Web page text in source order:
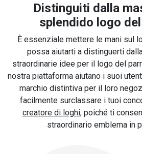
Distinguiti dalla
splendido logo
È essenziale mettere le mani sul
possa aiutarti a distinguerti
straordinarie idee per il logo del
nostra piattaforma aiutano i suoi
marchio distintiva per il loro
facilmente surclassare i tuoi
creatore di loghi, poiché ti
straordinario emblema in